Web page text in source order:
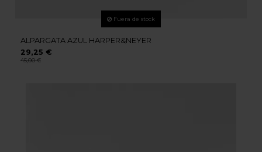
Fuera de stock
ALPARGATA AZUL HARPER&NEYER
29,25 €
45,00 €